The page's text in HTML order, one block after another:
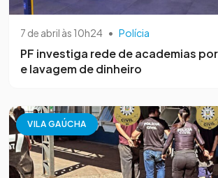
7 de abril às 10h24 • Polícia
PF investiga rede de academias
e lavagem de dinheiro
VILA GAÚCHA